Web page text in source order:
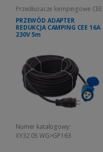
Przedłużacze kempingowe CEE
PRZEWÓD ADAPTER
REDUKCJA CAMPING CEE 16A
230V 5m
Numer katalogowy:
XY32 05 WG>GP163